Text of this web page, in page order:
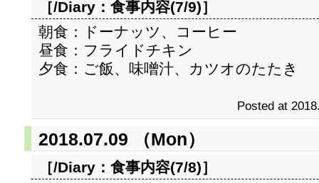
［/Diary： 食事内容(7/9)］
朝食：ドーナッツ、コーヒー
昼食：フライドチキン
夕食：ご飯、味噌汁、カツオのたたき
Posted at
2018.07.09 （Mon）
［/Diary： 食事内容(7/8)］